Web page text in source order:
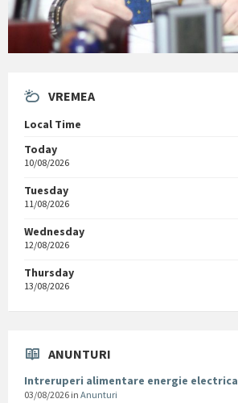
VREMEA
Local Time
Today
10/08/2026
Tuesday
11/08/2026
Wednesday
12/08/2026
Thursday
13/08/2026
ANUNTURI
Intreruperi alimentare energie electrica
03/08/2026 in Anunturi